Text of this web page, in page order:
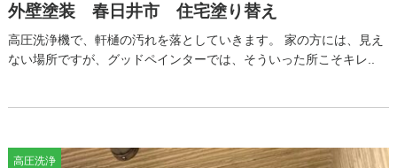
外壁塗装 春日井市 住宅塗り替え
高圧洗浄機で、軒樋の汚れを落としていきます。 家の方には、見え
ない場所ですが、グッドペインターでは、そういった所こそキレ..
高圧洗浄